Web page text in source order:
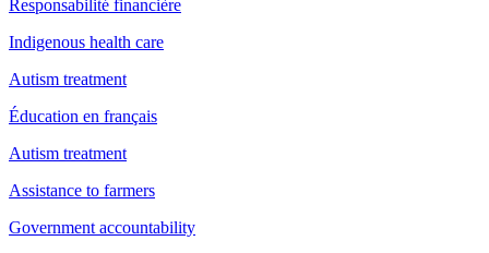
Responsabilité financière
Indigenous health care
Autism treatment
Éducation en français
Autism treatment
Assistance to farmers
Government accountability